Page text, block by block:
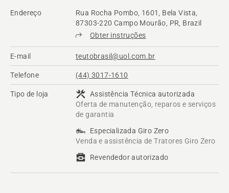
Endereço
Rua Rocha Pombo, 1601, Bela Vista,
87303-220 Campo Mourão, PR, Brazil
Obter instruções
E-mail teutobrasil@uol.com.br
Telefone (44) 3017-1610
Tipo de loja
Assistência Técnica autorizada
Oferta de manutenção, reparos e serviços
de garantia
Especializada Giro Zero
Venda e assistência de Tratores Giro Zero
Revendedor autorizado